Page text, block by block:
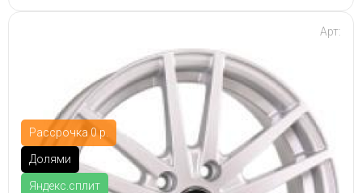
Рассрочка 0 р.
Долями
Яндекс.сплит
Арт: